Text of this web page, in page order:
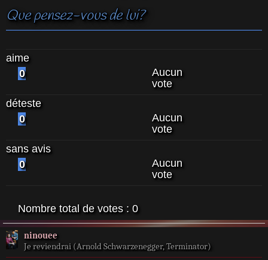
Que pensez-vous de lui?
aime
0
Aucun
vote
déteste
0
Aucun
vote
sans avis
0
Aucun
vote
Nombre total de votes : 0
ninouee
Je reviendrai (Arnold Schwarzenegger, Terminator)